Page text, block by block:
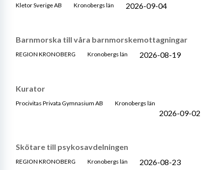
Kletor Sverige AB Kronobergs län 2026-09-04
Barnmorska till våra barnmorskemottagningar
REGION KRONOBERG Kronobergs län 2026-08-19
Kurator
Procivitas Privata Gymnasium AB Kronobergs län
2026-09-02
Skötare till psykosavdelningen
REGION KRONOBERG Kronobergs län 2026-08-23